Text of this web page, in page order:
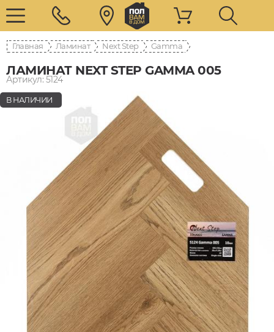
Главная Ламинат Next Step Gamma
ЛАМИНАТ NEXT STEP GAMMA 005
Артикул: 5124
В НАЛИЧИИ